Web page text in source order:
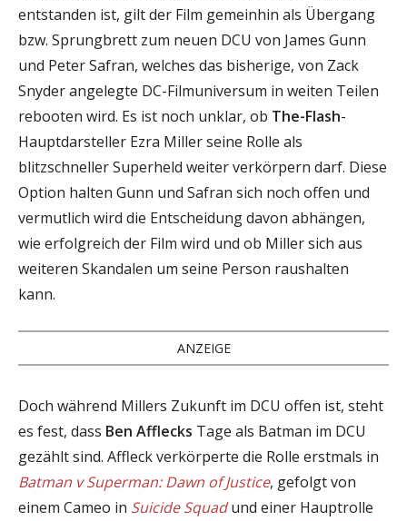
entstanden ist, gilt der Film gemeinhin als Übergang
bzw. Sprungbrett zum neuen DCU von James Gunn
und Peter Safran, welches das bisherige, von Zack
Snyder angelegte DC-Filmuniversum in weiten Teilen
rebooten wird. Es ist noch unklar, ob The-Flash-
Hauptdarsteller Ezra Miller seine Rolle als
blitzschneller Superheld weiter verkörpern darf. Diese
Option halten Gunn und Safran sich noch offen und
vermutlich wird die Entscheidung davon abhängen,
wie erfolgreich der Film wird und ob Miller sich aus
weiteren Skandalen um seine Person raushalten
kann.
ANZEIGE
Doch während Millers Zukunft im DCU offen ist, steht
es fest, dass Ben Afflecks Tage als Batman im DCU
gezählt sind. Affleck verkörperte die Rolle erstmals in
Batman v Superman: Dawn of Justice, gefolgt von
einem Cameo in Suicide Squadund einer Hauptrolle